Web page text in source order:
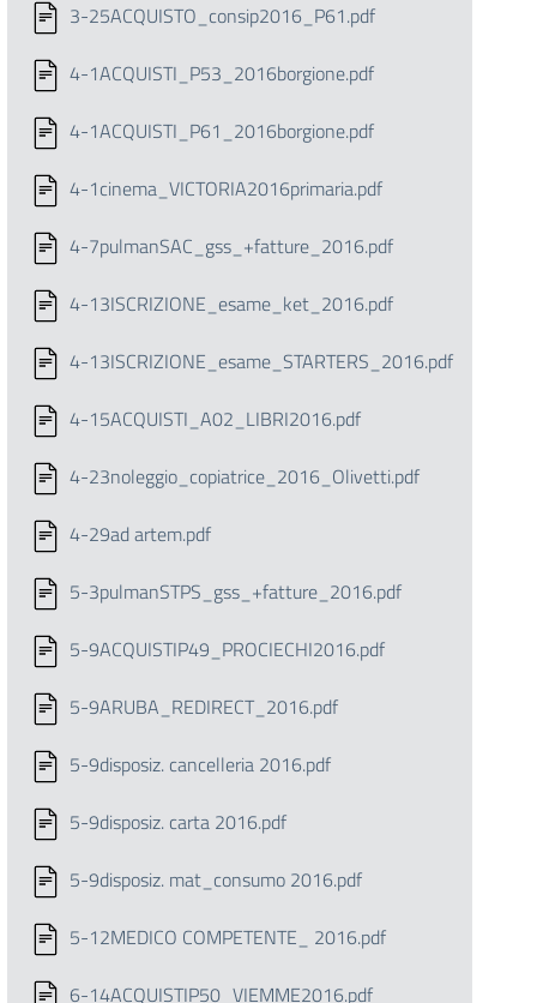
3-25ACQUISTO_consip2016_P61.pdf
4-1ACQUISTI_P53_2016borgione.pdf
4-1ACQUISTI_P61_2016borgione.pdf
4-1cinema_VICTORIA2016primaria.pdf
4-7pulmanSAC_gss_+fatture_2016.pdf
4-13ISCRIZIONE_esame_ket_2016.pdf
4-13ISCRIZIONE_esame_STARTERS_2016.pdf
4-15ACQUISTI_A02_LIBRI2016.pdf
4-23noleggio_copiatrice_2016_Olivetti.pdf
4-29ad artem.pdf
5-3pulmanSTPS_gss_+fatture_2016.pdf
5-9ACQUISTIP49_PROCIECHI2016.pdf
5-9ARUBA_REDIRECT_2016.pdf
5-9disposiz. cancelleria 2016.pdf
5-9disposiz. carta 2016.pdf
5-9disposiz. mat_consumo 2016.pdf
5-12MEDICO COMPETENTE_ 2016.pdf
6-14ACQUISTIP50_VIEMME2016.pdf